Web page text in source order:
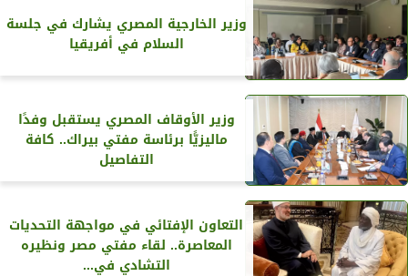
وزير الخارجية المصري يشارك في جلسة
السلام في أفريقيا
وزير الأوقاف المصري يستقبل وفدًا
ماليزيًّا برئاسة مفتي بيراك.. كافة
التفاصيل
التعاون الإفتائي في مواجهة التحديات
المعاصرة.. لقاء مفتي مصر ونظيره
التشادي في...